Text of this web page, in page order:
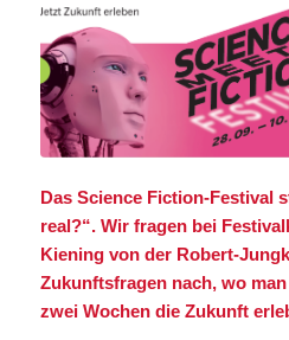
Das Science Fiction-Festival
real?“. Wir fragen bei
Kiening von der Robert-
Zukunftsfragen nach, wo
zwei Wochen die Zukunft